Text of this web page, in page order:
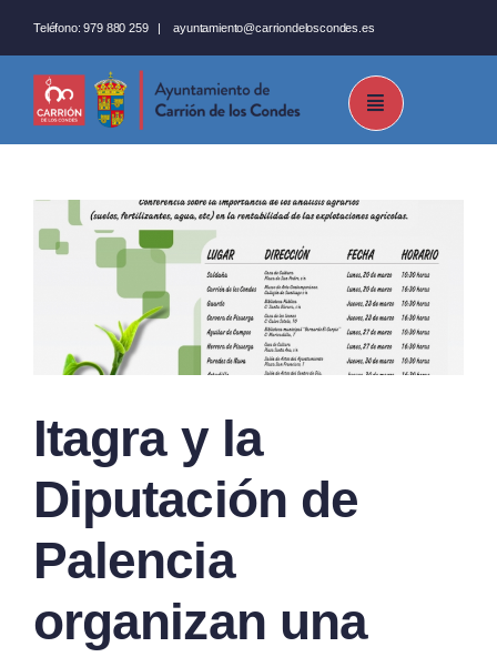
al
contenido
Teléfono: 979 880 259 |ayuntamiento@carriondeloscondes.es
Itagra y la
Diputación de
Palencia
organizan una